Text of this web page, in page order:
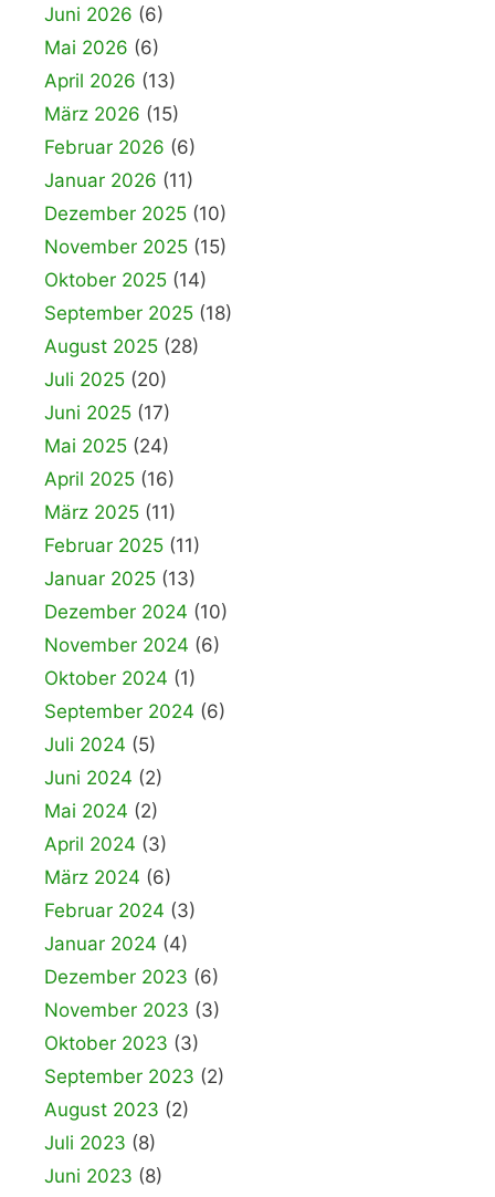
Juni 2026 (6)
Mai 2026 (6)
April 2026 (13)
März 2026 (15)
Februar 2026 (6)
Januar 2026 (11)
Dezember 2025 (10)
November 2025 (15)
Oktober 2025 (14)
September 2025 (18)
August 2025 (28)
Juli 2025 (20)
Juni 2025 (17)
Mai 2025 (24)
April 2025 (16)
März 2025 (11)
Februar 2025 (11)
Januar 2025 (13)
Dezember 2024 (10)
November 2024 (6)
Oktober 2024 (1)
September 2024 (6)
Juli 2024 (5)
Juni 2024 (2)
Mai 2024 (2)
April 2024 (3)
März 2024 (6)
Februar 2024 (3)
Januar 2024 (4)
Dezember 2023 (6)
November 2023 (3)
Oktober 2023 (3)
September 2023 (2)
August 2023 (2)
Juli 2023 (8)
Juni 2023 (8)